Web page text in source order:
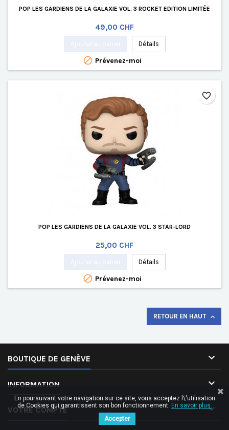
POP LES GARDIENS DE LA GALAXIE VOL. 3 ROCKET EDITION LIMITÉE
Prix
49,00 CHF
Détails
 Prévenez-moi
POP LES GARDIENS DE LA GALAXIE VOL. 3 STAR-LORD
Prix
25,00 CHF
Détails
 Prévenez-moi
favorite_border
RETOUR EN HAUT 
BOUTIQUE DE GENÈVE 
INFORMATION 
VOTRE COMPTE 
En poursuivant votre navigation sur ce site, vous acceptez l\'utilisation
de Cookies qui garantissent son bon fonctionnement. En savoir plus.
Accepter